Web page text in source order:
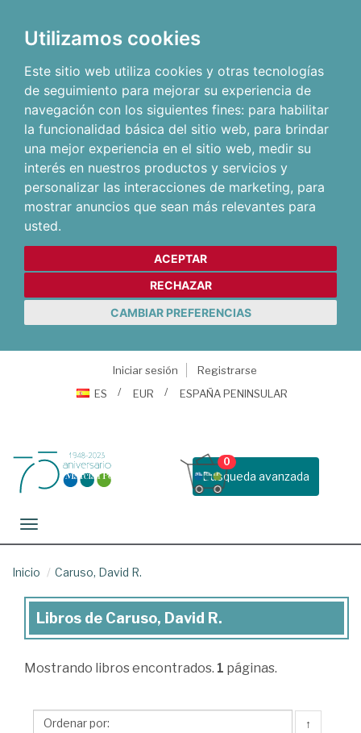
Utilizamos cookies
Este sitio web utiliza cookies y otras tecnologías
de seguimiento para mejorar su experiencia de
navegación con los siguientes fines: para habilitar
la funcionalidad básica del sitio web, para brindar
una mejor experiencia en el sitio web, medir su
interés en nuestros productos y servicios y
personalizar las interacciones de marketing, para
mostrar anuncios que sean más relevantes para
usted.
ACEPTAR
RECHAZAR
CAMBIAR PREFERENCIAS
Iniciar sesión
Registrarse
ES
EUR ESPAÑA PENINSULAR
Busqueda avanzada
0
Toggle navigation
Inicio Caruso, David R.
Libros
Caruso,
Libros de Caruso, David R.
Mostrando libros encontrados. 1 páginas.
↑